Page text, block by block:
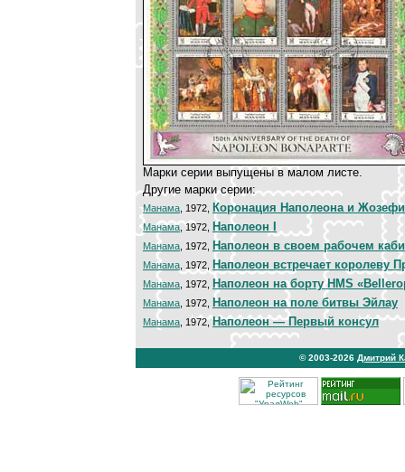
Марки серии выпущены в малом листе.
Другие марки серии:
Манама , 1972, Коронация Наполеона и
Манама , 1972, Наполеон I
Манама , 1972, Наполеон в своем рабочем
Манама , 1972, Наполеон встречает королеву
Манама , 1972, Наполеон на борту HMS
Манама , 1972, Наполеон на поле битвы Эйлау
Манама , 1972,Наполеон — Первый консул
© 2003-2026 Дмитрий